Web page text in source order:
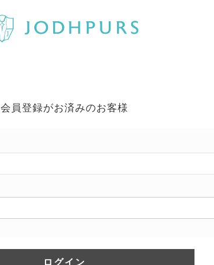
会員登録がお済みのお客様
ログイン